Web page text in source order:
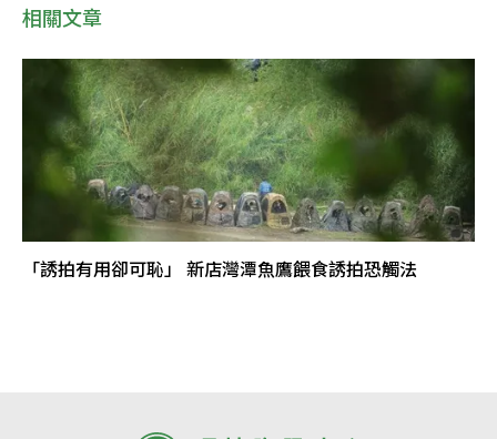
相關文章
「誘拍有用卻可恥」 新店灣潭魚鷹餵食誘拍恐觸法